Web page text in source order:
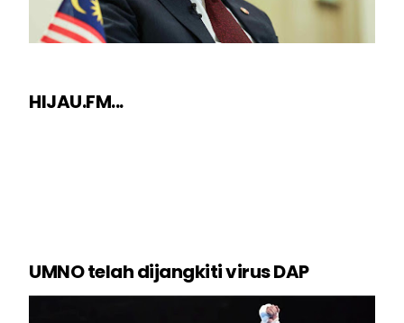
HIJAU.FM...
UMNO telah dijangkiti virus DAP